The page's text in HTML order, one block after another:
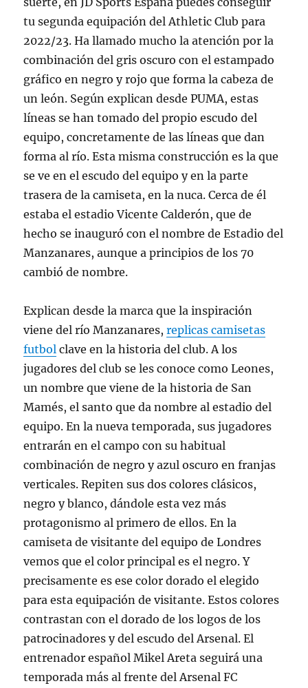
tu segunda equipación del Athletic Club para
2022/23. Ha llamado mucho la atención por la
combinación del gris oscuro con el estampado
gráfico en negro y rojo que forma la cabeza de
un león. Según explican desde PUMA, estas
líneas se han tomado del propio escudo del
equipo, concretamente de las líneas que dan
forma al río. Esta misma construcción es la que
se ve en el escudo del equipo y en la parte
trasera de la camiseta, en la nuca. Cerca de él
estaba el estadio Vicente Calderón, que de
hecho se inauguró con el nombre de Estadio del
Manzanares, aunque a principios de los 70
cambió de nombre.
Explican desde la marca que la inspiración
viene del río Manzanares,replicas camisetas
futbol clave en la historia del club. A los
jugadores del club se les conoce como Leones,
un nombre que viene de la historia de San
Mamés, el santo que da nombre al estadio del
equipo. En la nueva temporada, sus jugadores
entrarán en el campo con su habitual
combinación de negro y azul oscuro en franjas
verticales. Repiten sus dos colores clásicos,
negro y blanco, dándole esta vez más
protagonismo al primero de ellos. En la
camiseta de visitante del equipo de Londres
vemos que el color principal es el negro. Y
precisamente es ese color dorado el elegido
para esta equipación de visitante. Estos colores
contrastan con el dorado de los logos de los
patrocinadores y del escudo del Arsenal. El
entrenador español Mikel Areta seguirá una
temporada más al frente del Arsenal FC